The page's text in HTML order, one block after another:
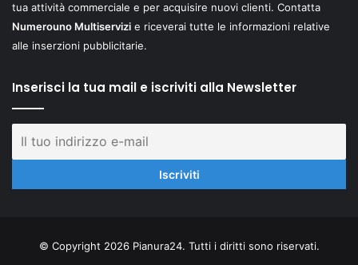
tua attività commerciale e per acquisire nuovi clienti. Contatta
Numerouno Multiservizi e riceverai tutte le informazioni relative
alle inserzioni pubblicitarie.
Inserisci la tua mail e iscriviti alla Newsletter
© Copyright 2026 Pianura24. Tutti i diritti sono riservati.